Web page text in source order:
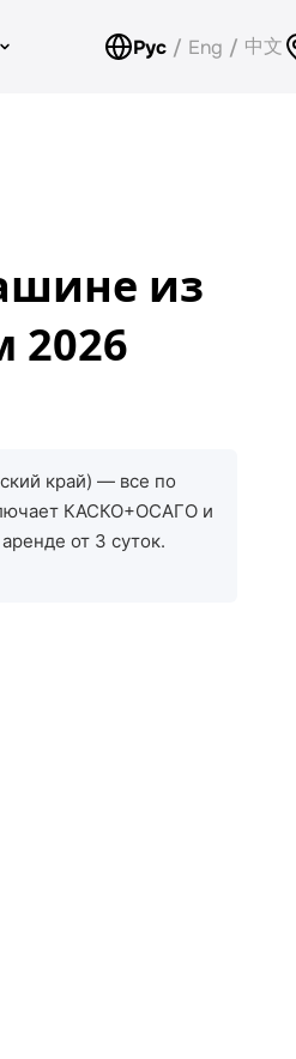
Рус / Eng / 中文
из
2026
край) — все по
КАСКО+ОСАГО и
от 3 суток.